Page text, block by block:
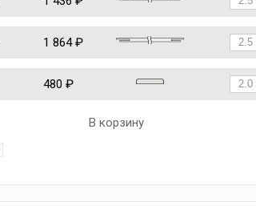
1 864 ₽
480 ₽
В корзину